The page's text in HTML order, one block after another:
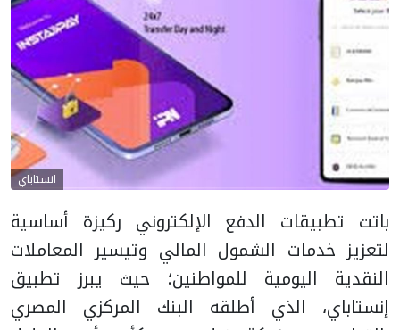
انستاباي
باتت تطبيقات الدفع الإلكتروني ركيزة أساسية
لتعزيز خدمات الشمول المالي وتيسير المعاملات
النقدية اليومية للمواطنين؛ حيث يبرز تطبيق
إنستاباي، الذي أطلقه البنك المركزي المصري